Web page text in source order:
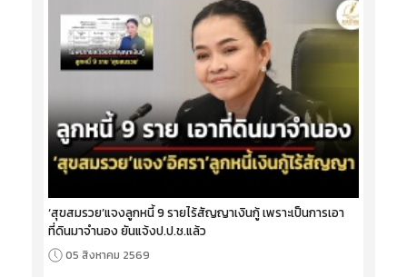
‘สุขสมรวย’แจงลูกหนี้ 9 รายไร้สัญญาเงินกู้ เพราะเป็นการเอา
ที่ดินมาจำนอง ยันแจ้งป.ป.ช.แล้ว
05 สิงหาคม 2569